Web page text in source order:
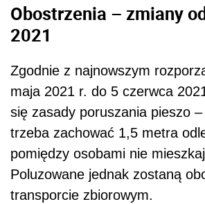
Obostrzenia – zmiany
2021
Zgodnie z najnowszym
maja 2021 r. do 5 czerwca
się zasady poruszania pieszo
trzeba zachować 1,5 metra
pomiędzy osobami nie
Poluzowane jednak zostaną
transporcie zbiorowym.